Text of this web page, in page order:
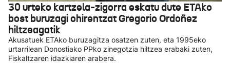
30 urteko kartzela-zigorra eskatu dute ETAko
bost buruzagi ohirentzat Gregorio Ordoñez
hiltzeagatik
Akusatuek ETAko buruzagitza osatzen zuten, eta 1995eko
urtarrilean Donostiako PPko zinegotzia hiltzea erabaki zuten,
Fiskaltzaren idazkiaren arabera.